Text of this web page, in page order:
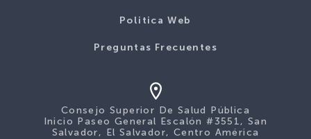
Politica Web
Preguntas Frecuentes
Consejo Superior De Salud Pública
Inicio Paseo General Escalón #3551, San
Salvador, El Salvador, Centro América